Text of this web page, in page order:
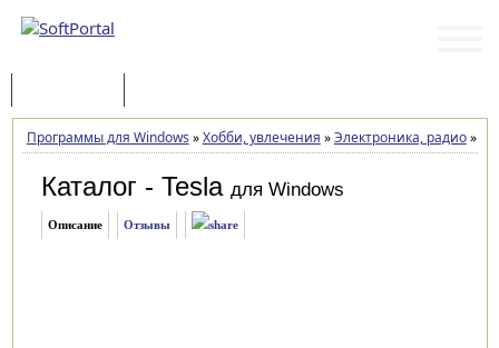
Программы для Windows »Хобби, увлечения »Электроника, радио»
Каталог - Tesla для Windows
Описание Отзывы